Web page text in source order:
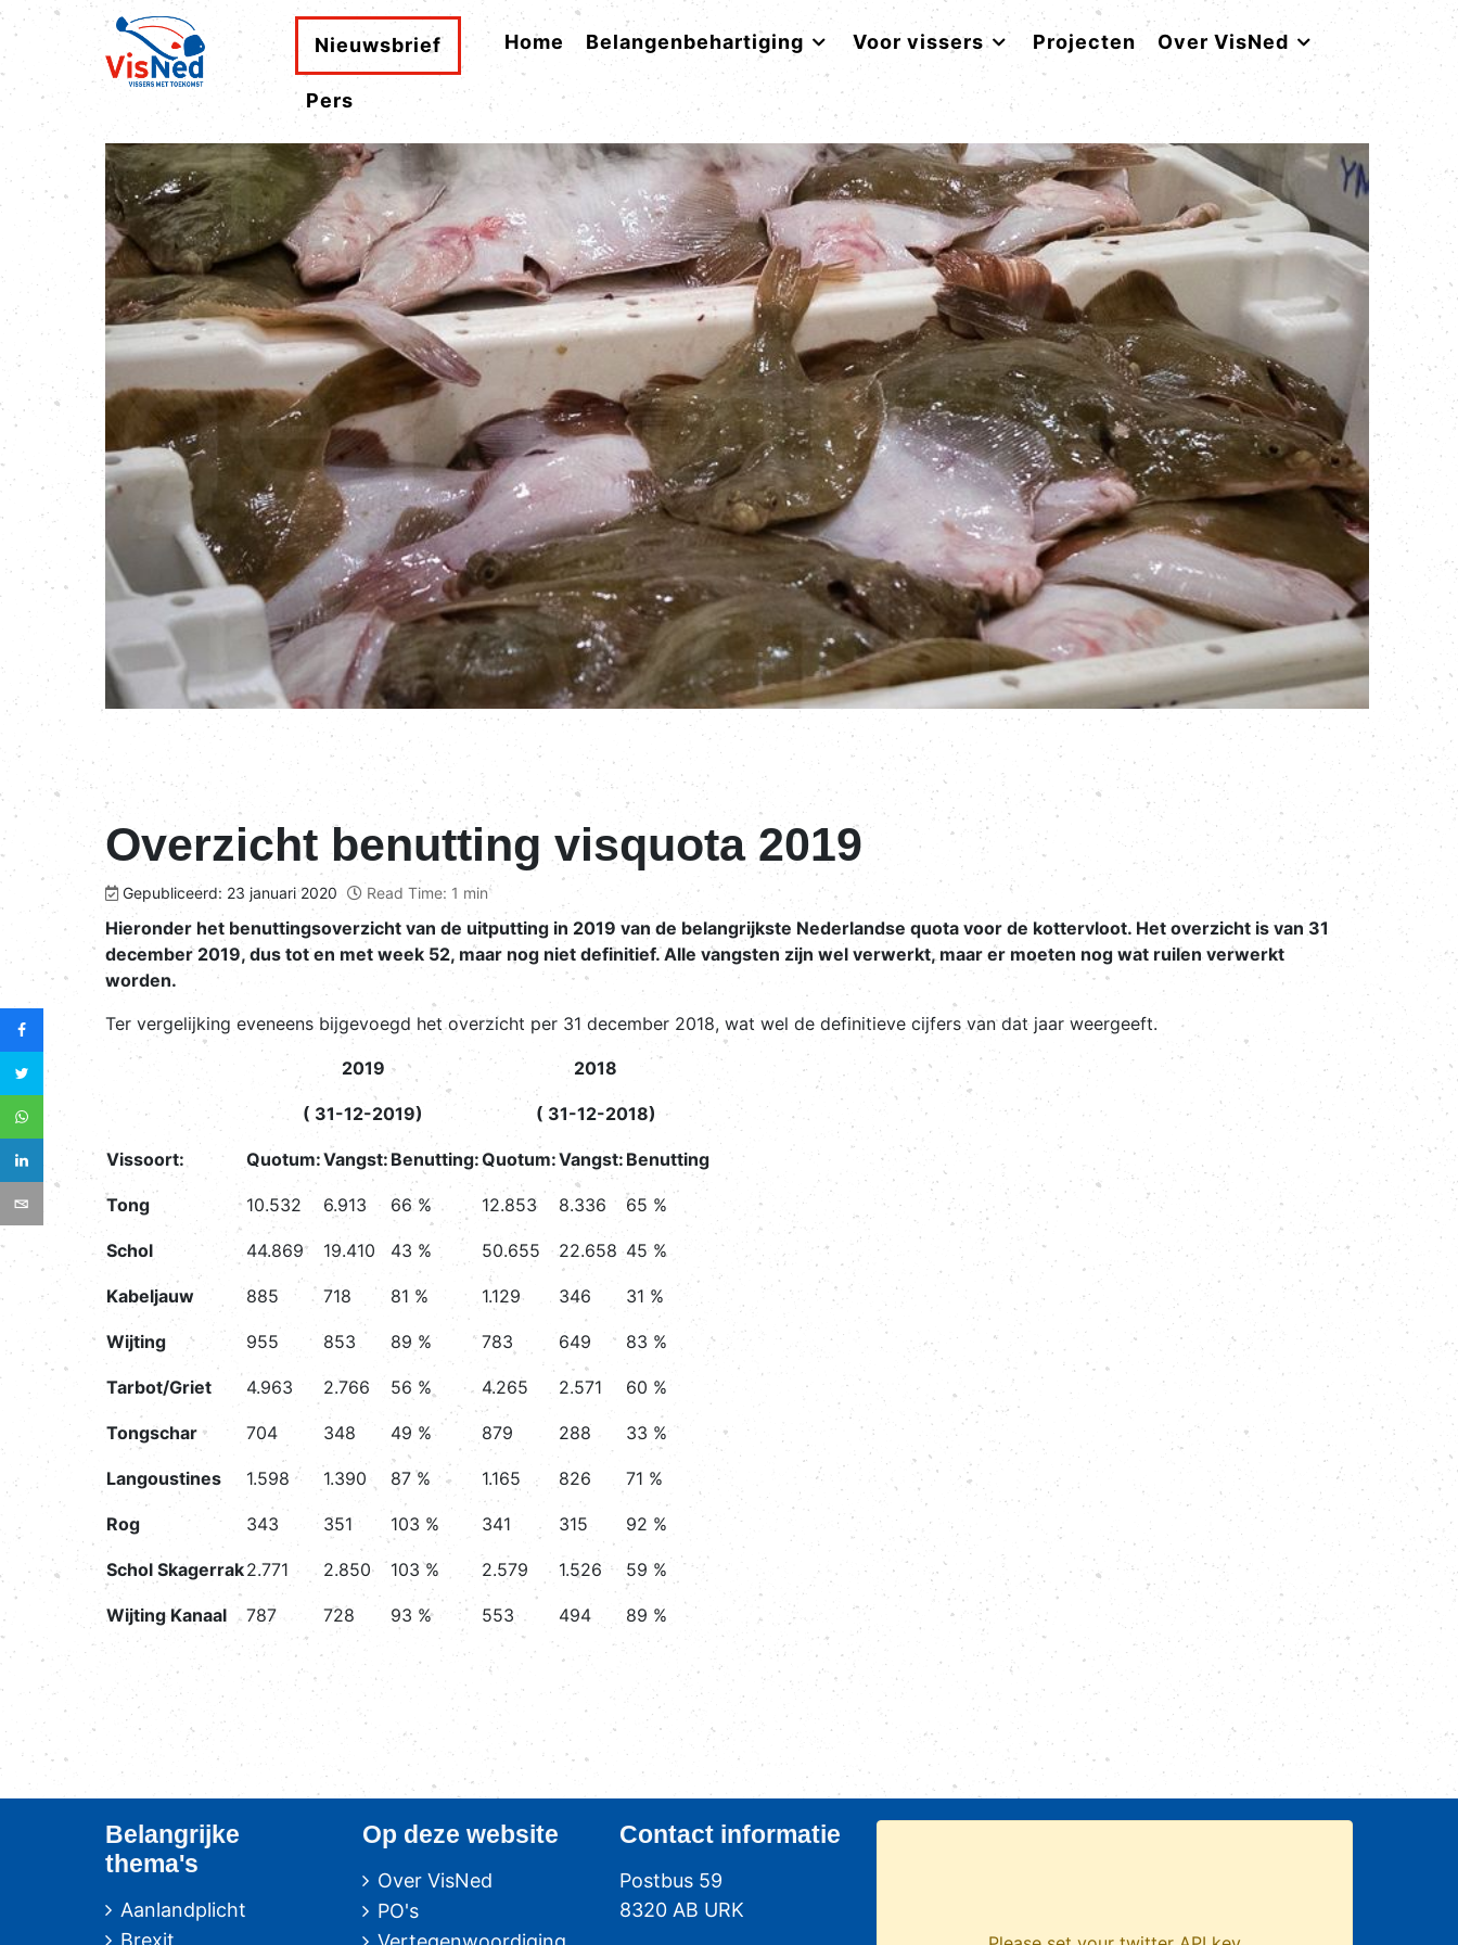
Nieuwsbrief Home Belangenbehartiging Voor vissers Projecten Over VisNed
Pers
Overzicht benutting visquota 2019
Gepubliceerd: 23 januari 2020 Read Time: 1 min
Hieronder het benuttingsoverzicht van de uitputting in 2019 van de belangrijkste Nederlandse quota voor de kottervloot. Het overzicht is van 31
december 2019, dus tot en met week 52, maar nog niet definitief. Alle vangsten zijn wel verwerkt, maar er moeten nog wat ruilen verwerkt
worden.
Ter vergelijking eveneens bijgevoegd het overzicht per 31 december 2018, wat wel de definitieve cijfers van dat jaar weergeeft.
2019 2018
( 31-12-2019) ( 31-12-2018)
Vissoort: Quotum:Vangst:Benutting:Quotum:Vangst: Benutting
Tong 10.532 6.913 66 % 12.853 8.336 65 %
Schol 44.869 19.410 43 % 50.655 22.658 45 %
Kabeljauw 885 718 81 % 1.129 346 31 %
Wijting 955 853 89 % 783 649 83 %
Tarbot/Griet 4.963 2.766 56 % 4.265 2.571 60 %
Tongschar 704 348 49 % 879 288 33 %
Langoustines 1.598 1.390 87 % 1.165 826 71 %
Rog 343 351 103 % 341 315 92 %
Schol Skagerrak2.771 2.850 103 % 2.579 1.526 59 %
Wijting Kanaal 787 728 93 % 553 494 89 %
Belangrijke
thema's
Aanlandplicht
Brexit
Op deze website
Over VisNed
PO's
Contact informatie
Postbus 59
8320 AB URK